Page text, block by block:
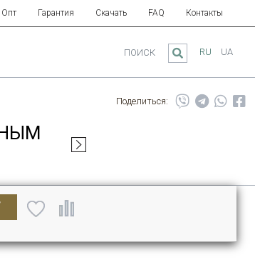
Опт Гарантия Скачать FAQ Контакты
RU UA
ПОИСК
Поделиться: